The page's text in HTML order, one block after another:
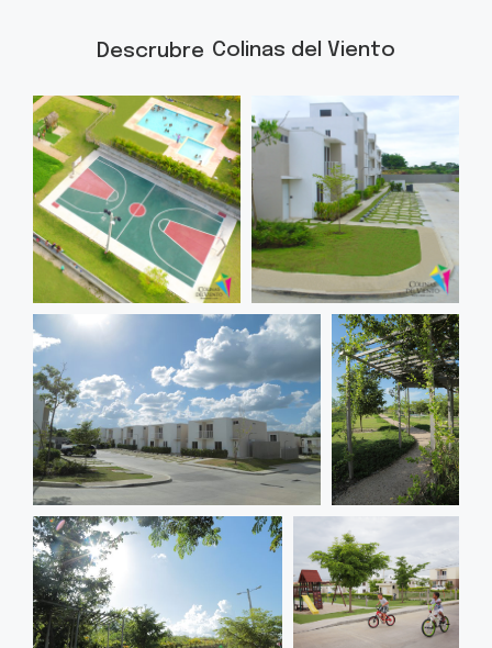
Descrubre Colinas del Viento